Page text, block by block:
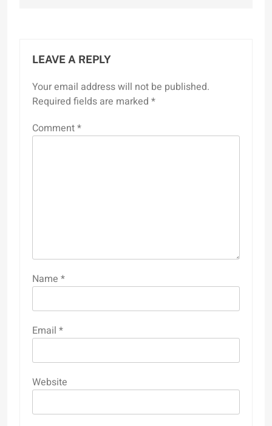
LEAVE A REPLY
Your email address will not be published.
Required fields are marked *
Comment*
Name *
Email *
Website